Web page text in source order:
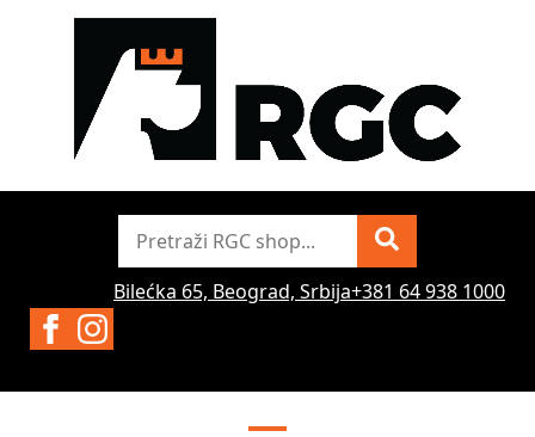
Bilećka 65, Beograd, Srbija+381 64 938 1000